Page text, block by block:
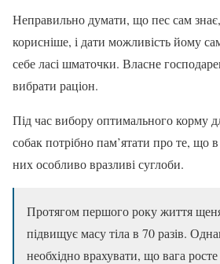
Неправильно думати, що пес сам
корисніше, і дати можливість йому
себе ласі шматочки. Власне
вибрати раціон.
Під час вибору оптимального корму
собак потрібно пам’ятати про те, що
них особливо вразливі суглоби.
Протягом першого року життя
підвищує масу тіла в 70 разів.
необхідно врахувати, що вага